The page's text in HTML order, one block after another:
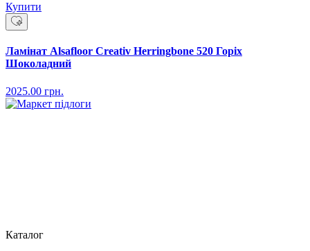
Купити
Ламінат Alsafloor Creativ Herringbone 520 Горіх
Шоколадний
2025.00 грн.
Каталог